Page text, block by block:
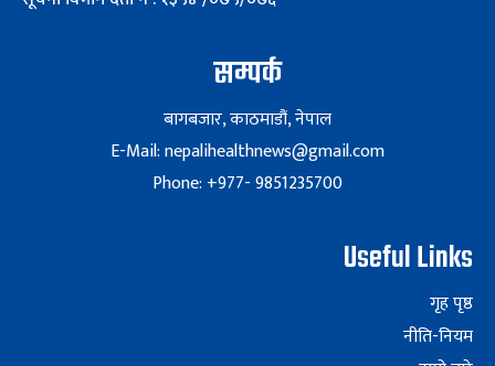
सम्पर्क
बागबजार, काठमाडौं, नेपाल
E-Mail: nepalihealthnews@gmail.com
Phone: +977- 9851235700
Useful Links
गृह पृष्ठ
नीति-नियम